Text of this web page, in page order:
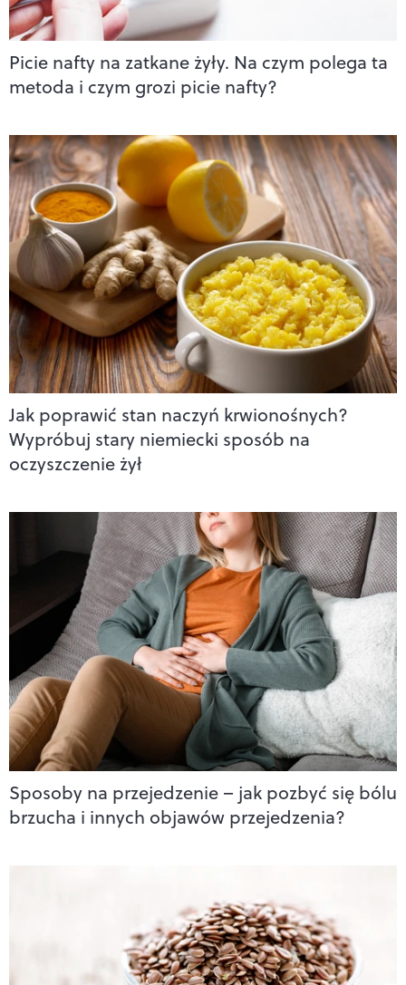
Picie nafty na zatkane żyły. Na czym polega ta
metoda i czym grozi picie nafty?
Jak poprawić stan naczyń krwionośnych?
Wypróbuj stary niemiecki sposób na
oczyszczenie żył
Sposoby na przejedzenie – jak pozbyć się bólu
brzucha i innych objawów przejedzenia?